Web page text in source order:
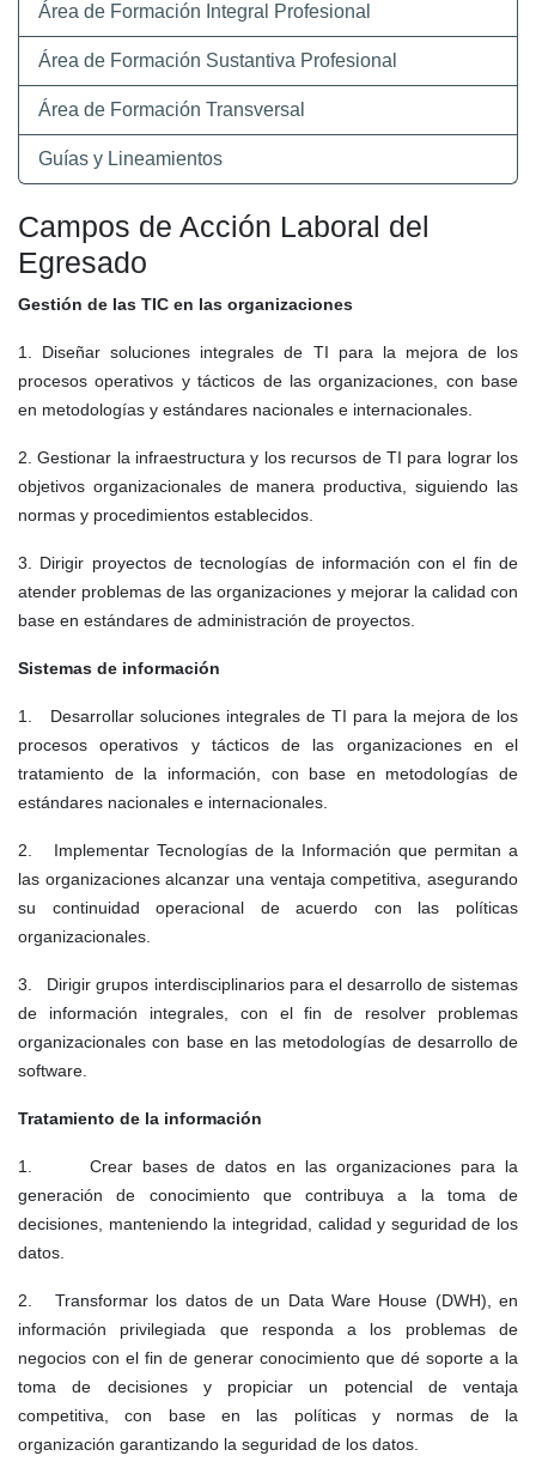
Área de Formación Integral Profesional
Área de Formación Sustantiva Profesional
Área de Formación Transversal
Guías y Lineamientos
Campos de Acción Laboral del
Egresado
Gestión de las TIC en las organizaciones
1. Diseñar soluciones integrales de TI para la mejora de los
procesos operativos y tácticos de las organizaciones, con base
en metodologías y estándares nacionales e internacionales.
2. Gestionar la infraestructura y los recursos de TI para lograr los
objetivos organizacionales de manera productiva, siguiendo las
normas y procedimientos establecidos.
3. Dirigir proyectos de tecnologías de información con el fin de
atender problemas de las organizaciones y mejorar la calidad con
base en estándares de administración de proyectos.
Sistemas de información
1. Desarrollar soluciones integrales de TI para la mejora de los
procesos operativos y tácticos de las organizaciones en el
tratamiento de la información, con base en metodologías de
estándares nacionales e internacionales.
2. Implementar Tecnologías de la Información que permitan a
las organizaciones alcanzar una ventaja competitiva, asegurando
su continuidad operacional de acuerdo con las políticas
organizacionales.
3. Dirigir grupos interdisciplinarios para el desarrollo de sistemas
de información integrales, con el fin de resolver problemas
organizacionales con base en las metodologías de desarrollo de
software.
Tratamiento de la información
1. Crear bases de datos en las organizaciones para la
generación de conocimiento que contribuya a la toma de
decisiones, manteniendo la integridad, calidad y seguridad de los
datos.
2. Transformar los datos de un Data Ware House (DWH), en
información privilegiada que responda a los problemas de
negocios con el fin de generar conocimiento que dé soporte a la
toma de decisiones y propiciar un potencial de ventaja
competitiva, con base en las políticas y normas de la
organización garantizando la seguridad de los datos.